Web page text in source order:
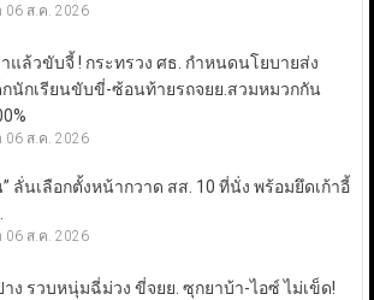
06 ส.ค. 2026
าแล้วขับจี้ ! กระทรวง ศธ. กำหนดนโยบายส่ง
กนักเรียนขับขี่-ซ้อนท้ายรถจยย.สวมหมวกกัน
06 ส.ค. 2026
” ลั่นเลือกตั้งหน้ากวาด สส. 10 ที่นั่ง พร้อมยึดเก้าอี้
06 ส.ค. 2026
ง รวบหนุ่มฉี่ม่วง ขี่จยย. ซุกยาบ้า-ไอซ์ ไม่เข็ด!